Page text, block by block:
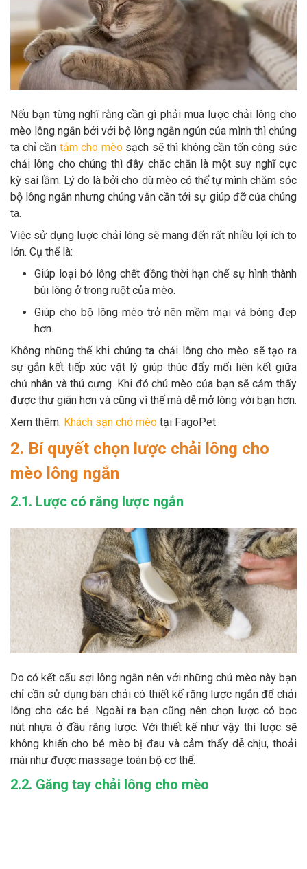
CHÍNH SÁCH
Chính sách mua hàng Chính sách vận chuyển
Chính sách bảo hành Chính sách bảo mật
Chính sách đổi trả
LIÊN HỆ
TỔNG ĐÀI TƯ VẤN
Nếu bạn từng nghĩ rằng cần gì phải mua lược chải lông cho
mèo lông ngắn bởi với bộ lông ngắn ngủn của mình thì chúng
ta chỉ cần tắm cho mèosạch sẽ thì không cần tốn công sức
chải lông cho chúng thì đây chắc chắn là một suy nghĩ cực
kỳ sai lầm. Lý do là bởi cho dù mèo có thể tự mình chăm sóc
bộ lông ngắn nhưng chúng vẫn cần tới sự giúp đỡ của chúng
ta.
Việc sử dụng lược chải lông sẽ mang đến rất nhiều lợi ích to
lớn. Cụ thể là:
Giúp loại bỏ lông chết đồng thời hạn chế sự hình thành
búi lông ở trong ruột của mèo.
Giúp cho bộ lông mèo trở nên mềm mại và bóng đẹp
hơn.
Không những thế khi chúng ta chải lông cho mèo sẽ tạo ra
sự gắn kết tiếp xúc vật lý giúp thúc đẩy mối liên kết giữa
chủ nhân và thú cưng. Khi đó chú mèo của bạn sẽ cảm thấy
được thư giãn hơn và cũng vì thế mà dễ mở lòng với bạn hơn.
Xem thêm: Khách sạn chó mèo tại FagoPet
2. Bí quyết chọn lược chải lông cho
mèo lông ngắn
2.1. Lược có răng lược ngắn
Do có kết cấu sợi lông ngắn nên với những chú mèo này bạn
chỉ cần sử dụng bàn chải có thiết kế răng lược ngắn để chải
lông cho các bé. Ngoài ra bạn cũng nên chọn lược có bọc
nút nhựa ở đầu răng lược. Với thiết kế như vậy thì lược sẽ
không khiến cho bé mèo bị đau và cảm thấy dễ chịu, thoải
mái như được massage toàn bộ cơ thể.
2.2. Găng tay chải lông cho mèo